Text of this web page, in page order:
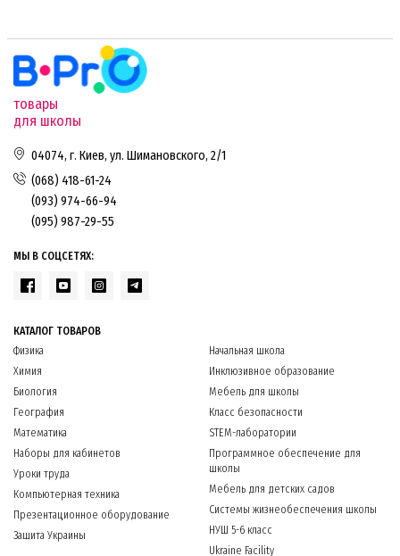
товары
для школы
04074, г. Киев, ул. Шимановского, 2/1
(068) 418-61-24
(093) 974-66-94
(095) 987-29-55
МЫ В СОЦСЕТЯХ:
КАТАЛОГ ТОВАРОВ
Физика
Химия
Биология
География
Математика
Наборы для кабинетов
Уроки труда
Компьютерная техника
Презентационное оборудование
Защита Украины
Начальная школа
Инклюзивное образование
Мебель для школы
Класс безопасности
STEM-лаборатории
Программное обеспечение для
школы
Мебель для детских садов
Системы жизнеобеспечения школы
НУШ 5-6 класс
Ukraine Facility